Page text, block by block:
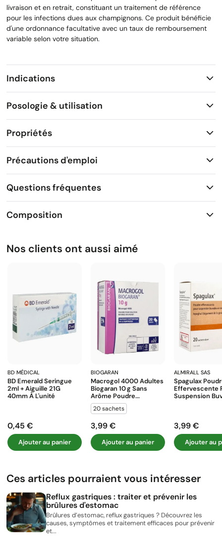
livraison et en retrait, constituant un traitement de référence
pour les infections dues aux champignons. Ce produit bénéficie
d'une ordonnance facultative avec un taux de remboursement
variable selon votre situation.
Indications
Posologie & utilisation
Propriétés
Précautions d'emploi
Questions fréquentes
Composition
Nos clients ont aussi aimé
BD MÉDICAL
BD Emerald Seringue
2ml + Aiguille 21G
40mm À L'unité
Prix
0,45 €
Ajouter au panier
BIOGARAN
Macrogol 4000 Adultes
Biogaran 10 G Sans
Arôme Poudre...
20 sachets
Prix
3,99 €
Ajouter au panier
ALMIRALL SAS
Spagulax
Effervescente
Suspension
Prix
3,99 €
Ajouter au
Ces articles pourraient vous intéresser
Reflux gastriques : traiter et prévenir les
brûlures d'estomac
Brûlures d’estomac, reflux gastriques ? Découvrez les
causes, symptômes et traitement efficaces pour prévenir
et...